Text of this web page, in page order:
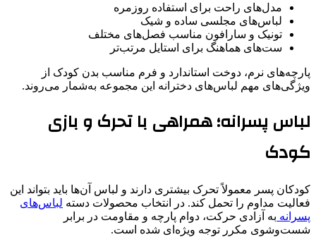
مدل‌های راحت برای استفاده روزمره
لباس‌های مجلسی ساده و شیک
تونیک و سارافون مناسب فصل‌های مختلف
ست‌های هماهنگ برای استایل مرتب‌تر
پارچه‌های نرم، دوخت استاندارد و فرم مناسب بدن کودک از
ویژگی‌های مهم لباس‌های دخترانه این مجموعه به‌شمار می‌روند.
لباس پسرانه؛ همراهی با تحرک و بازی
کودک
کودکان پسر معمولاً تحرک بیشتری دارند و لباس آن‌ها باید بتواند این
فعالیت مداوم را تحمل کند. در انتخاب محصولات دسته لباس‌های
پسرانه به آزادی حرکت، دوام پارچه و مقاومت در برابر
شست‌وشوی مکرر توجه ویژه‌ای شده است.